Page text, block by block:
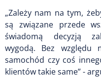
„Zależy nam na tym,
są związane przede
świadomą decyzją
wygodą. Bez względu
samochód czy coś
klientów takie same” -